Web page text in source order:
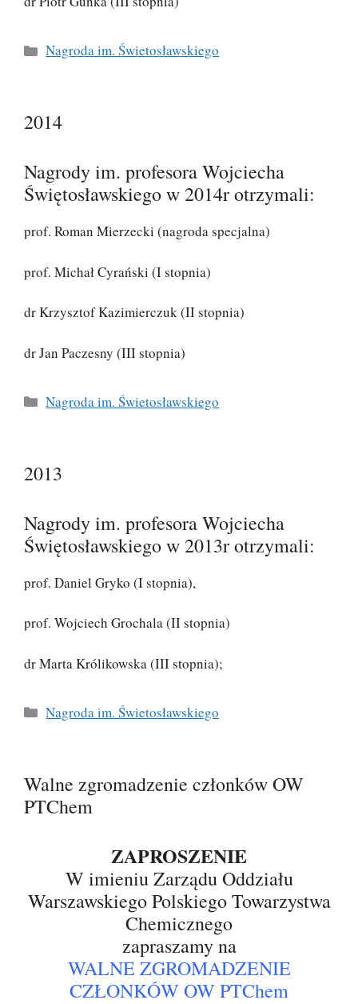
Kategorie
Nagroda im. Świetosławskiego
2014
Nagrody im. profesora Wojciecha
Świętosławskiego w 2014r otrzymali:
prof. Roman Mierzecki (nagroda specjalna)
prof. Michał Cyrański (I stopnia)
dr Krzysztof Kazimierczuk (II stopnia)
dr Jan Paczesny (III stopnia)
Kategorie
Nagroda im. Świetosławskiego
2013
Nagrody im. profesora Wojciecha
Świętosławskiego w 2013r otrzymali:
prof. Daniel Gryko (I stopnia),
prof. Wojciech Grochala (II stopnia)
dr Marta Królikowska (III stopnia);
Kategorie
Nagroda im. Świetosławskiego
Walne zgromadzenie członków OW
PTChem
ZAPROSZENIE
W imieniu Zarządu Oddziału
Warszawskiego Polskiego Towarzystwa
Chemicznego
zapraszamy na
WALNE ZGROMADZENIE
CZŁONKÓW OW PTChem